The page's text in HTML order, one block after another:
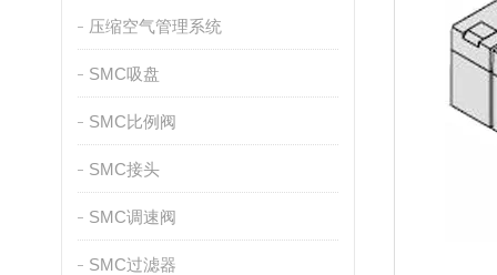
压缩空气管理系统
SMC吸盘
SMC比例阀
SMC接头
SMC调速阀
SMC过滤器